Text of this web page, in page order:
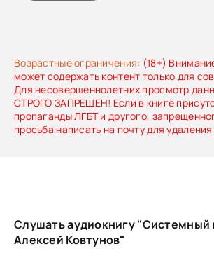
Возрастные ограничения: (18+)
может содержать контент только для
Для несовершеннолетних просмотр
СТРОГО ЗАПРЕЩЕН! Если в книге
пропаганды ЛГБТ и другого,
просьба написать на почту для
Слушать аудиокнигу "Системный
Алексей Ковтунов"